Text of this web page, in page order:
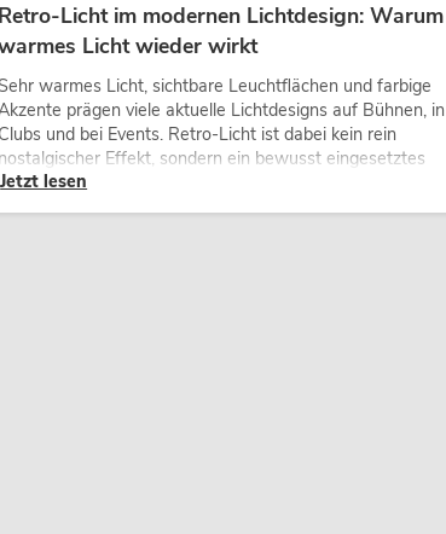
Retro-Licht im modernen Lichtdesign: Warum
Licht wieder wirkt
warmes Licht, sichtbare Leuchtflächen und farbige
prägen viele aktuelle Lichtdesigns auf Bühnen, in
Clubs und bei Events. Retro-Licht ist dabei kein rein
nostalgischer Effekt, sondern ein bewusst eingesetztes
Gestaltungsmittel: Es schafft Atmosphäre, gibt Szenen
und kann technische LED-Setups emotionaler
Jetzt lesen